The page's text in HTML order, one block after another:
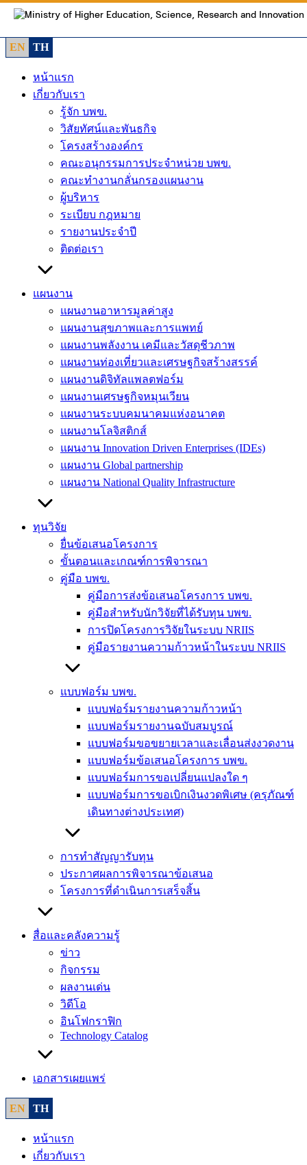
Skip
content
EN
TH
หน้าแรก
เกี่ยวกับเรา
รู้จัก บพข.
วิสัยทัศน์และพันธกิจ
โครงสร้างองค์กร
คณะอนุกรรมการประจำหน่วย บพข.
คณะทำงานกลั่นกรองแผนงาน
ผู้บริหาร
ระเบียบ กฎหมาย
รายงานประจำปี
ติดต่อเรา
แผนงาน
แผนงานอาหารมูลค่าสูง
แผนงานสุขภาพและการแพทย์
แผนงานพลังงาน เคมีและวัสดุชีวภาพ
แผนงานท่องเที่ยวและเศรษฐกิจสร้างสรรค์
แผนงานดิจิทัลแพลตฟอร์ม
แผนงานเศรษฐกิจหมุนเวียน
แผนงานระบบคมนาคมแห่งอนาคต
แผนงานโลจิสติกส์
แผนงาน Innovation Driven Enterprises (IDEs)
แผนงาน Global partnership
แผนงาน National Quality Infrastructure
ทุนวิจัย
ยื่นข้อเสนอโครงการ
ขั้นตอนและเกณฑ์การพิจารณา
คู่มือ บพข.
คู่มือการส่งข้อเสนอโครงการ บพข.
คู่มือสำหรับนักวิจัยที่ได้รับทุน บพข.
การปิดโครงการวิจัยในระบบ NRIIS
คู่มือรายงานความก้าวหน้าในระบบ NRIIS
แบบฟอร์ม บพข.
แบบฟอร์มรายงานความก้าวหน้า
แบบฟอร์มรายงานฉบับสมบูรณ์
แบบฟอร์มขอขยายเวลาและเลื่อนส่งงวดงาน
แบบฟอร์มข้อเสนอโครงการ บพข.
แบบฟอร์มการขอเปลี่ยนแปลงใด ๆ
แบบฟอร์มการขอเบิกเงินงวดพิเศษ (ครุภัณฑ์
เดินทางต่างประเทศ)
การทำสัญญารับทุน
ประกาศผลการพิจารณาข้อเสนอ
โครงการที่ดำเนินการเสร็จสิ้น
สื่อและคลังความรู้
ข่าว
กิจกรรม
ผลงานเด่น
วิดีโอ
อินโฟกราฟิก
Technology Catalog
เอกสารเผยแพร่
EN TH
หน้าแรก
เกี่ยวกับเรา